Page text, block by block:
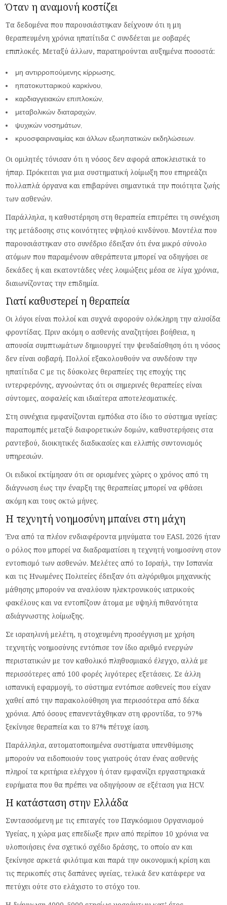
Όταν η αναμονή κοστίζει
Τα δεδομένα που παρουσιάστηκαν δείχνουν ότι η μη
θεραπευμένη χρόνια ηπατίτιδα C συνδέεται με σοβαρές
επιπλοκές. Μεταξύ άλλων, παρατηρούνται αυξημένα ποσοστά:
μη αντιρροπούμενης κίρρωσης,
ηπατοκυτταρικού καρκίνου,
καρδιαγγειακών επιπλοκών,
μεταβολικών διαταραχών,
ψυχικών νοσημάτων,
κρυοσφαιριναιμίας και άλλων εξωηπατικών εκδηλώσεων.
Οι ομιλητές τόνισαν ότι η νόσος δεν αφορά αποκλειστικά το
ήπαρ. Πρόκειται για μια συστηματική λοίμωξη που επηρεάζει
πολλαπλά όργανα και επιβαρύνει σημαντικά την ποιότητα ζωής
των ασθενών.
Παράλληλα, η καθυστέρηση στη θεραπεία επιτρέπει τη συνέχιση
της μετάδοσης στις κοινότητες υψηλού κινδύνου. Μοντέλα που
παρουσιάστηκαν στο συνέδριο έδειξαν ότι ένα μικρό σύνολο
ατόμων που παραμένουν αθεράπευτα μπορεί να οδηγήσει σε
δεκάδες ή και εκατοντάδες νέες λοιμώξεις μέσα σε λίγα χρόνια,
διαιωνίζοντας την επιδημία.
Γιατί καθυστερεί η θεραπεία
Οι λόγοι είναι πολλοί και συχνά αφορούν ολόκληρη την αλυσίδα
φροντίδας. Πριν ακόμη ο ασθενής αναζητήσει βοήθεια, η
απουσία συμπτωμάτων δημιουργεί την ψευδαίσθηση ότι η νόσος
δεν είναι σοβαρή. Πολλοί εξακολουθούν να συνδέουν την
ηπατίτιδα C με τις δύσκολες θεραπείες της εποχής της
ιντερφερόνης, αγνοώντας ότι οι σημερινές θεραπείες είναι
σύντομες, ασφαλείς και ιδιαίτερα αποτελεσματικές.
Στη συνέχεια εμφανίζονται εμπόδια στο ίδιο το σύστημα υγείας:
παραπομπές μεταξύ διαφορετικών δομών, καθυστερήσεις στα
ραντεβού, διοικητικές διαδικασίες και ελλιπής συντονισμός
υπηρεσιών.
Οι ειδικοί εκτίμησαν ότι σε ορισμένες χώρες ο χρόνος από τη
διάγνωση έως την έναρξη της θεραπείας μπορεί να φθάσει
ακόμη και τους οκτώ μήνες.
Η τεχνητή νοημοσύνη μπαίνει στη μάχη
Ένα από τα πλέον ενδιαφέροντα μηνύματα του EASL 2026 ήταν
ο ρόλος που μπορεί να διαδραματίσει η τεχνητή νοημοσύνη στον
εντοπισμό των ασθενών. Μελέτες από το Ισραήλ, την Ισπανία
και τις Ηνωμένες Πολιτείες έδειξαν ότι αλγόριθμοι μηχανικής
μάθησης μπορούν να αναλύουν ηλεκτρονικούς ιατρικούς
φακέλους και να εντοπίζουν άτομα με υψηλή πιθανότητα
αδιάγνωστης λοίμωξης.
Σε ισραηλινή μελέτη, η στοχευμένη προσέγγιση με χρήση
τεχνητής νοημοσύνης εντόπισε τον ίδιο αριθμό ενεργών
περιστατικών με τον καθολικό πληθυσμιακό έλεγχο, αλλά με
περισσότερες από 100 φορές λιγότερες εξετάσεις. Σε άλλη
ισπανική εφαρμογή, το σύστημα εντόπισε ασθενείς που είχαν
χαθεί από την παρακολούθηση για περισσότερα από δέκα
χρόνια. Από όσους επανεντάχθηκαν στη φροντίδα, το 97%
ξεκίνησε θεραπεία και το 87% πέτυχε ίαση.
Παράλληλα, αυτοματοποιημένα συστήματα υπενθύμισης
μπορούν να ειδοποιούν τους γιατρούς όταν ένας ασθενής
πληροί τα κριτήρια ελέγχου ή όταν εμφανίζει εργαστηριακά
ευρήματα που θα πρέπει να οδηγήσουν σε εξέταση για HCV.
Η κατάσταση στην Ελλάδα
Συντασσόμενη με τις επιταγές του Παγκόσμιου Οργανισμού
Υγείας, η χώρα μας επεδίωξε πριν από περίπου 10 χρόνια να
υλοποιήσεις ένα σχετικό σχέδιο δράσης, το οποίο αν και
ξεκίνησε αρκετά φιλότιμα και παρά την οικονομική κρίση και
τις περικοπές στις δαπάνες υγείας, τελικά δεν κατάφερε να
πετύχει ούτε στο ελάχιστο το στόχο του.